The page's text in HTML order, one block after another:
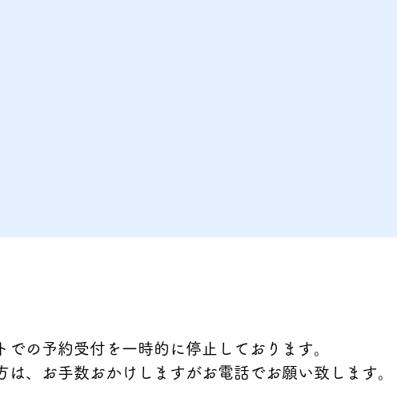
での予約受付を一時的に停止しております。
は、お手数おかけしますがお電話でお願い致します。